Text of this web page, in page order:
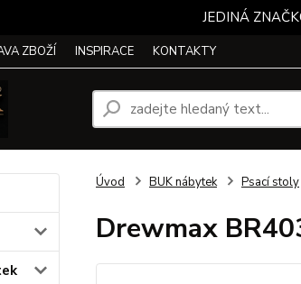
JEDINÁ
ZBOŽÍ INSPIRACE KONTAKTY
Úvod BUK nábytek Psací stoly
Drewmax